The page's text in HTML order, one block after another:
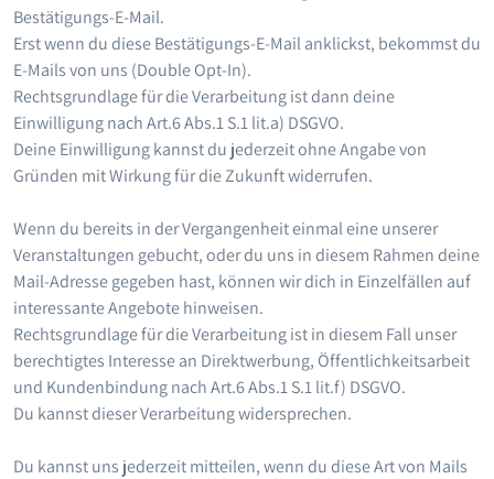
Bestätigungs-E-Mail.
Erst wenn du diese Bestätigungs-E-Mail anklickst, bekommst du
E-Mails von uns (Double Opt-In).
Rechtsgrundlage für die Verarbeitung ist dann deine
Einwilligung nach Art.6 Abs.1 S.1 lit.a) DSGVO.
Deine Einwilligung kannst du jederzeit ohne Angabe von
Gründen mit Wirkung für die Zukunft widerrufen.
Wenn du bereits in der Vergangenheit einmal eine unserer
Veranstaltungen gebucht, oder du uns in diesem Rahmen deine
Mail-Adresse gegeben hast, können wir dich in Einzelfällen auf
interessante Angebote hinweisen.
Rechtsgrundlage für die Verarbeitung ist in diesem Fall unser
berechtigtes Interesse an Direktwerbung, Öffentlichkeitsarbeit
und Kundenbindung nach Art.6 Abs.1 S.1 lit.f) DSGVO.
Du kannst dieser Verarbeitung widersprechen.
Du kannst uns jederzeit mitteilen, wenn du diese Art von Mails